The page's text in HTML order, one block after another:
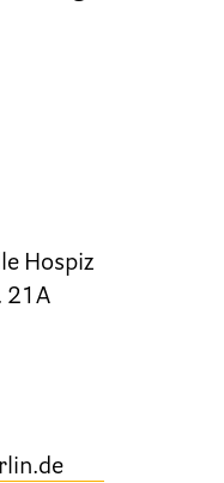
Hospiz
21A